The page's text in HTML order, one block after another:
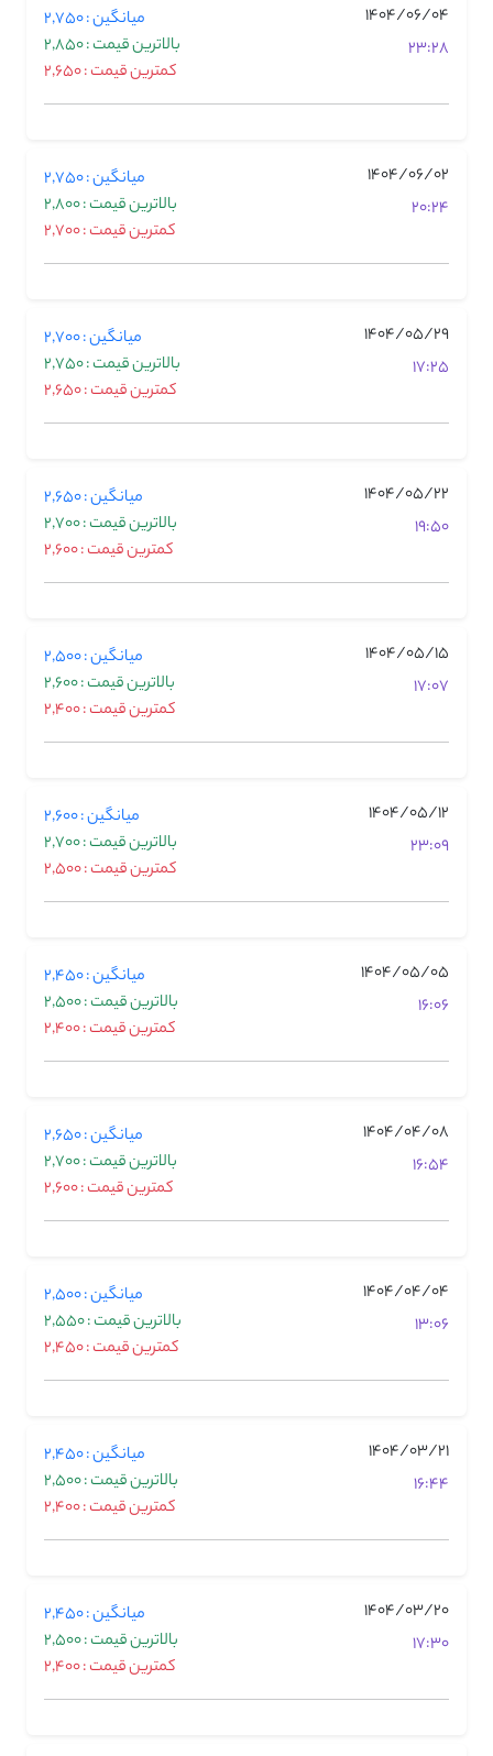
1404/06/04
23:28
میانگین : 2,750
بالاترین قیمت : 2,850
کمترین قیمت : 2,650
1404/06/02
20:24
میانگین : 2,750
بالاترین قیمت : 2,800
کمترین قیمت : 2,700
1404/05/29
17:25
میانگین : 2,700
بالاترین قیمت : 2,750
کمترین قیمت : 2,650
1404/05/22
19:50
میانگین : 2,650
بالاترین قیمت : 2,700
کمترین قیمت : 2,600
1404/05/15
17:07
میانگین : 2,500
بالاترین قیمت : 2,600
کمترین قیمت : 2,400
1404/05/12
23:09
میانگین : 2,600
بالاترین قیمت : 2,700
کمترین قیمت : 2,500
1404/05/05
16:06
میانگین : 2,450
بالاترین قیمت : 2,500
کمترین قیمت : 2,400
1404/04/08
16:54
میانگین : 2,650
بالاترین قیمت : 2,700
کمترین قیمت : 2,600
1404/04/04
13:06
میانگین : 2,500
بالاترین قیمت : 2,550
کمترین قیمت : 2,450
1404/03/21
16:44
میانگین : 2,450
بالاترین قیمت : 2,500
کمترین قیمت : 2,400
1404/03/20
17:30
میانگین : 2,450
بالاترین قیمت : 2,500
کمترین قیمت : 2,400